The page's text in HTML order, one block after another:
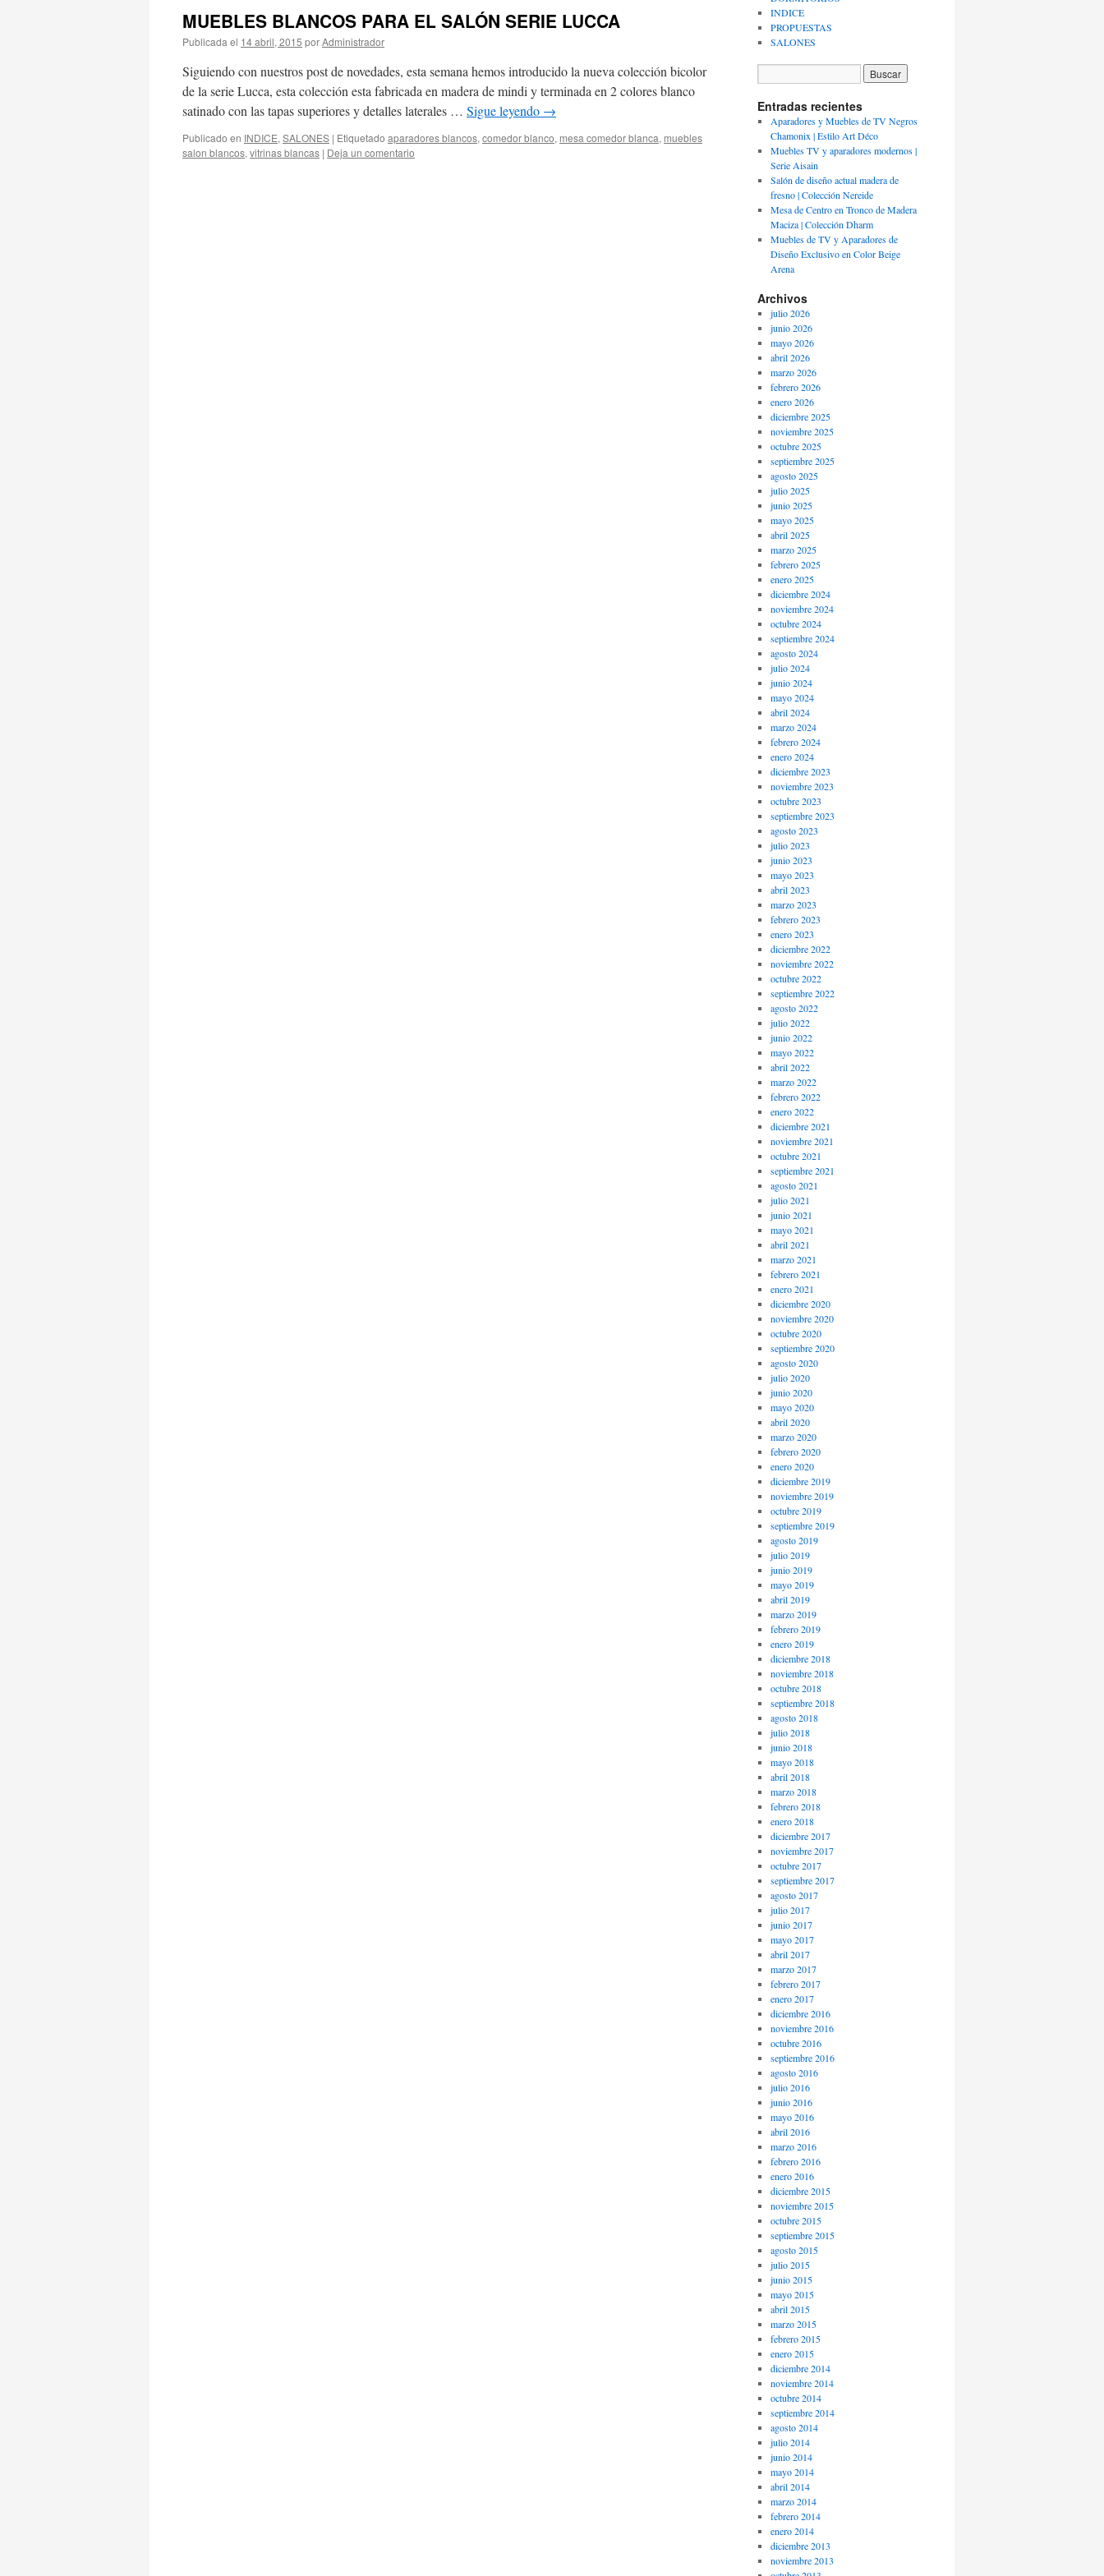
MUEBLES BLANCOS PARA EL SALÓN SERIE LUCCA
Publicada el 14 abril, 2015 porAdministrador
Siguiendo con nuestros post de novedades, esta semana hemos introducido la nueva colección bicolor
de la serie Lucca, esta colección esta fabricada en madera de mindi y terminada en 2 colores blanco
satinado con las tapas superiores y detalles laterales … Sigue leyendo →
Publicado en INDICE, SALONES | Etiquetado aparadores blancos, comedor blanco, mesa comedor blanca, muebles
salon blancos, vitrinas blancas | Deja un comentario
INDICE
PROPUESTAS
SALONES
Entradas recientes
Aparadores y Muebles de TV Negros
Chamonix | Estilo Art Déco
Muebles TV y aparadores modernos |
Serie Aisain
Salón de diseño actual madera de
fresno | Colección Nereide
Mesa de Centro en Tronco de Madera
Maciza | Colección Dharm
Muebles de TV y Aparadores de
Diseño Exclusivo en Color Beige
Arena
Archivos
julio 2026
junio 2026
mayo 2026
abril 2026
marzo 2026
febrero 2026
enero 2026
diciembre 2025
noviembre 2025
octubre 2025
septiembre 2025
agosto 2025
julio 2025
junio 2025
mayo 2025
abril 2025
marzo 2025
febrero 2025
enero 2025
diciembre 2024
noviembre 2024
octubre 2024
septiembre 2024
agosto 2024
julio 2024
junio 2024
mayo 2024
abril 2024
marzo 2024
febrero 2024
enero 2024
diciembre 2023
noviembre 2023
octubre 2023
septiembre 2023
agosto 2023
julio 2023
junio 2023
mayo 2023
abril 2023
marzo 2023
febrero 2023
enero 2023
diciembre 2022
noviembre 2022
octubre 2022
septiembre 2022
agosto 2022
julio 2022
junio 2022
mayo 2022
abril 2022
marzo 2022
febrero 2022
enero 2022
diciembre 2021
noviembre 2021
octubre 2021
septiembre 2021
agosto 2021
julio 2021
junio 2021
mayo 2021
abril 2021
marzo 2021
febrero 2021
enero 2021
diciembre 2020
noviembre 2020
octubre 2020
septiembre 2020
agosto 2020
julio 2020
junio 2020
mayo 2020
abril 2020
marzo 2020
febrero 2020
enero 2020
diciembre 2019
noviembre 2019
octubre 2019
septiembre 2019
agosto 2019
julio 2019
junio 2019
mayo 2019
abril 2019
marzo 2019
febrero 2019
enero 2019
diciembre 2018
noviembre 2018
octubre 2018
septiembre 2018
agosto 2018
julio 2018
junio 2018
mayo 2018
abril 2018
marzo 2018
febrero 2018
enero 2018
diciembre 2017
noviembre 2017
octubre 2017
septiembre 2017
agosto 2017
julio 2017
junio 2017
mayo 2017
abril 2017
marzo 2017
febrero 2017
enero 2017
diciembre 2016
noviembre 2016
octubre 2016
septiembre 2016
agosto 2016
julio 2016
junio 2016
mayo 2016
abril 2016
marzo 2016
febrero 2016
enero 2016
diciembre 2015
noviembre 2015
octubre 2015
septiembre 2015
agosto 2015
julio 2015
junio 2015
mayo 2015
abril 2015
marzo 2015
febrero 2015
enero 2015
diciembre 2014
noviembre 2014
octubre 2014
septiembre 2014
agosto 2014
julio 2014
junio 2014
mayo 2014
abril 2014
marzo 2014
febrero 2014
enero 2014
diciembre 2013
noviembre 2013